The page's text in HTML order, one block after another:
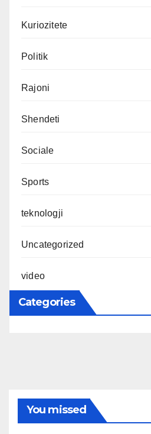
Kuriozitete
Politik
Rajoni
Shendeti
Sociale
Sports
teknologji
Uncategorized
video
Categories
You missed